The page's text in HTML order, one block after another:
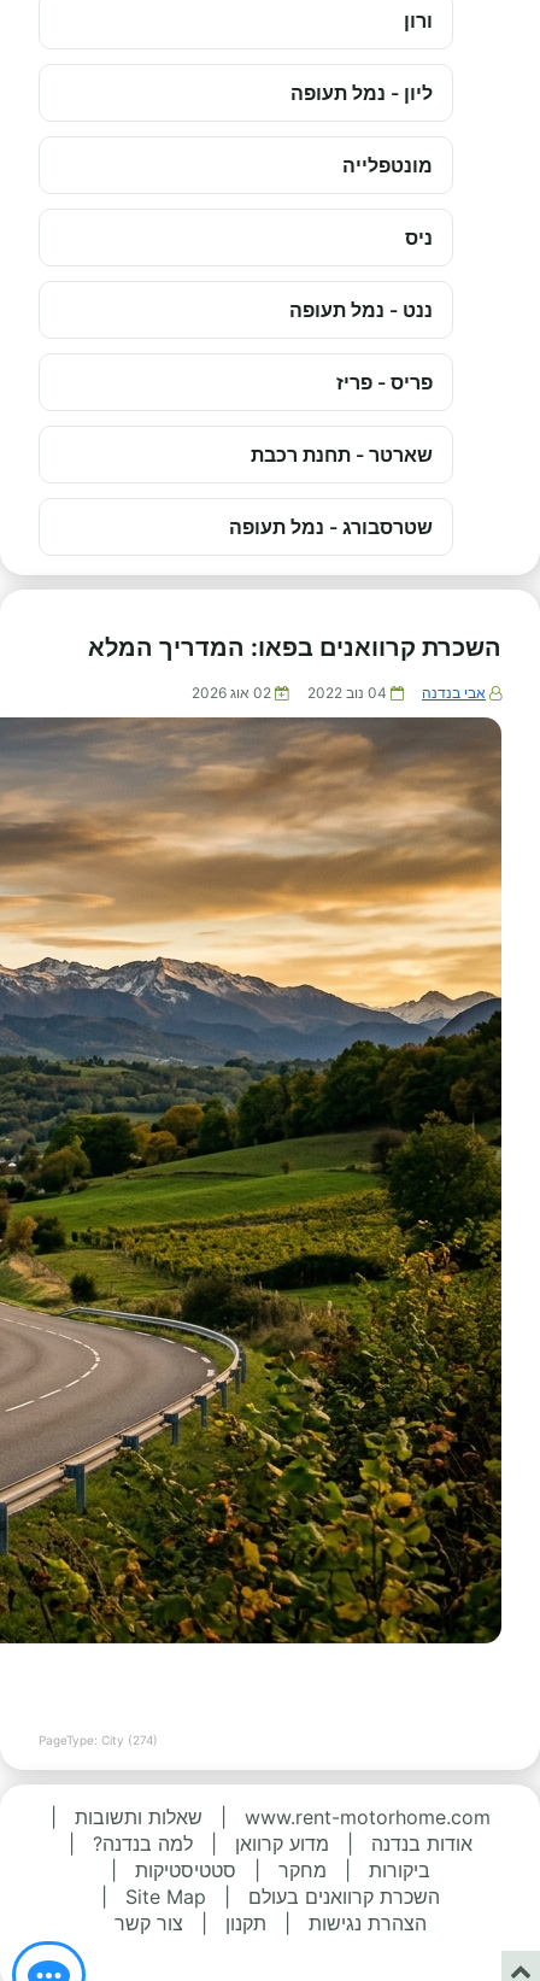
ורון
ליון - נמל תעופה
מונטפלייה
ניס
ננט - נמל תעופה
פריס - פריז
שארטר - תחנת רכבת
שטרסבורג - נמל תעופה
השכרת קרוואנים בפאו: המדריך המלא
אבי בנדנה 04 נוב 2022 02 אוג 2026
PageType: City (274)
www.rent-motorhome.com שאלות ותשובות
אודות בנדנה
מדוע קרוואן למה בנדנה?
ביקורות
מחקר סטטיסטיקות
השכרת קרוואנים בעולם
Site Map
הצהרת נגישות
תקנון צור קשר